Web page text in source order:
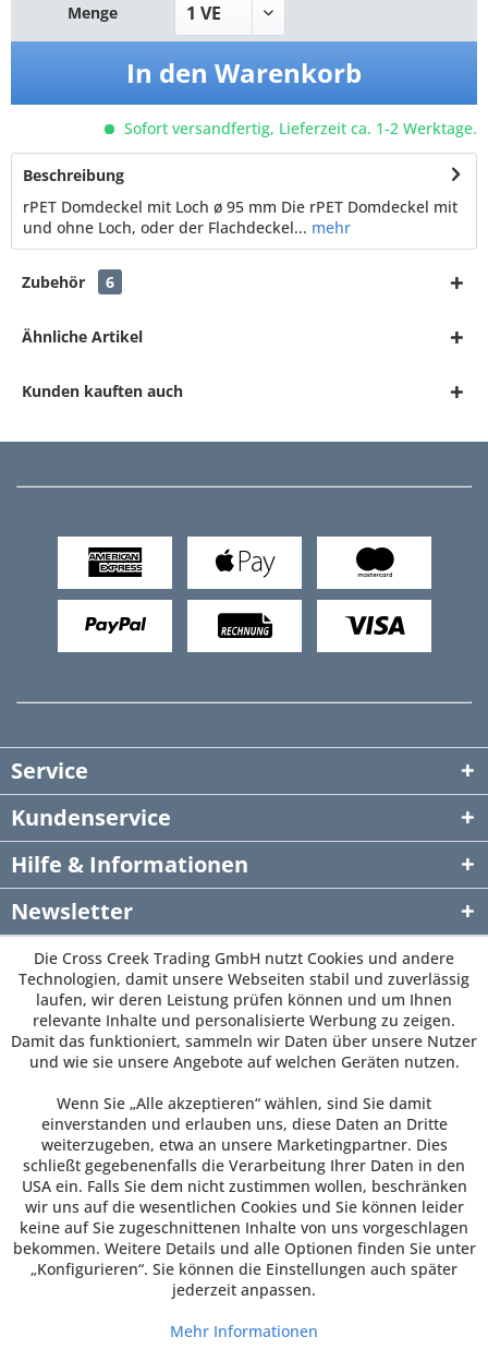
Menge
In den Warenkorb
Sofort versandfertig, Lieferzeit ca. 1-2 Werktage.
Beschreibung
rPET Domdeckel mit Loch ø 95 mm Die rPET Domdeckel mit
und ohne Loch, oder der Flachdeckel... mehr
Zubehör 6
Ähnliche Artikel
Kunden kauften auch
Service
Kundenservice
Hilfe & Informationen
Newsletter
Die Cross Creek Trading GmbH nutzt Cookies und andere
Technologien, damit unsere Webseiten stabil und zuverlässig
laufen, wir deren Leistung prüfen können und um Ihnen
relevante Inhalte und personalisierte Werbung zu zeigen.
Damit das funktioniert, sammeln wir Daten über unsere Nutzer
und wie sie unsere Angebote auf welchen Geräten nutzen.
Wenn Sie „Alle akzeptieren“ wählen, sind Sie damit
einverstanden und erlauben uns, diese Daten an Dritte
weiterzugeben, etwa an unsere Marketingpartner. Dies
schließt gegebenenfalls die Verarbeitung Ihrer Daten in den
USA ein. Falls Sie dem nicht zustimmen wollen, beschränken
wir uns auf die wesentlichen Cookies und Sie können leider
keine auf Sie zugeschnittenen Inhalte von uns vorgeschlagen
bekommen. Weitere Details und alle Optionen finden Sie unter
„Konfigurieren“. Sie können die Einstellungen auch später
jederzeit anpassen.
Mehr Informationen